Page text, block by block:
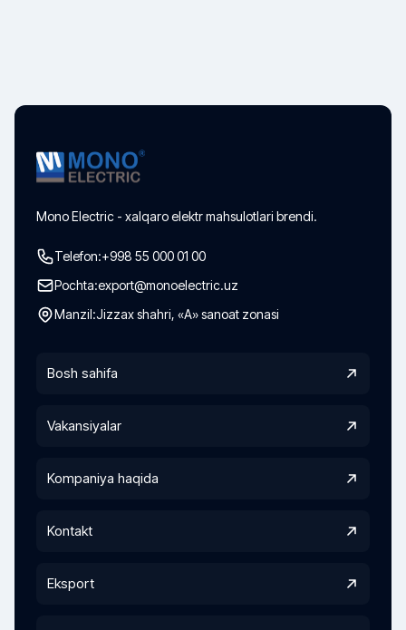
Mono Electric - xalqaro elektr mahsulotlari brendi.
Telefon:+998 55 000 01 00
Pochta:export@monoelectric.uz
Manzil:Jizzax shahri, «A» sanoat zonasi
Bosh sahifa
Vakansiyalar
Kompaniya haqida
Kontakt
Eksport